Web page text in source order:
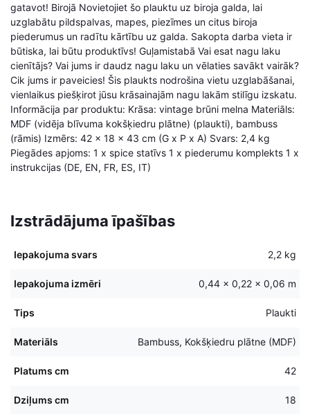
gatavot! Birojā Novietojiet šo plauktu uz biroja galda, lai
uzglabātu pildspalvas, mapes, piezīmes un citus biroja
piederumus un radītu kārtību uz galda. Sakopta darba vieta ir
būtiska, lai būtu produktīvs! Guļamistabā Vai esat nagu laku
cienītājs? Vai jums ir daudz nagu laku un vēlaties savākt vairāk?
Cik jums ir paveicies! Šis plaukts nodrošina vietu uzglabāšanai,
vienlaikus piešķirot jūsu krāsainajām nagu lakām stilīgu izskatu.
Informācija par produktu: Krāsa: vintage brūni melna Materiāls:
MDF (vidēja blīvuma kokšķiedru plātne) (plaukti), bambuss
(rāmis) Izmērs: 42 x 18 x 43 cm (G x P x A) Svars: 2,4 kg
Piegādes apjoms: 1 x spice statīvs 1 x piederumu komplekts 1 x
instrukcijas (DE, EN, FR, ES, IT)
Izstrādājuma īpašības
Iepakojuma svars 2,2 kg
Iepakojuma izmēri 0,44 × 0,22 × 0,06 m
Tips Plaukti
Materiāls Bambuss, Kokšķiedru plātne (MDF)
Platums cm 42
Dziļums cm 18